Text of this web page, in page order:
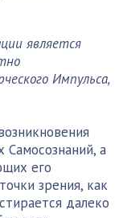
является
Импульса,
Самосознаний, а
его
зрения, как
далеко